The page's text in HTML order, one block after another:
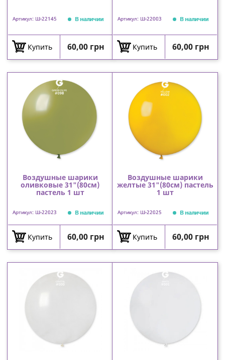
Артикул: Ш-22145 В наличии
Купить Цена
60,00 грн
Артикул: Ш-22003 В наличии
Купить Цена
60,00 грн
Воздушные шарики
оливковые 31"(80см)
пастель 1 шт
Артикул: Ш-22023 В наличии
Купить Цена
60,00 грн
Воздушные шарики
желтые 31"(80см) пастель
1 шт
Артикул: Ш-22025 В наличии
Купить Цена
60,00 грн